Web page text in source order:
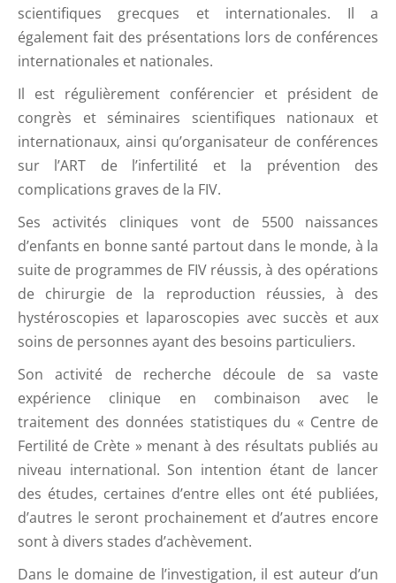
scientifiques grecques et internationales. Il a
également fait des présentations lors de conférences
internationales et nationales.
Il est régulièrement conférencier et président de
congrès et séminaires scientifiques nationaux et
internationaux, ainsi qu’organisateur de conférences
sur l’ART de l’infertilité et la prévention des
complications graves de la FIV.
Ses activités cliniques vont de 5500 naissances
d’enfants en bonne santé partout dans le monde, à la
suite de programmes de FIV réussis, à des opérations
de chirurgie de la reproduction réussies, à des
hystéroscopies et laparoscopies avec succès et aux
soins de personnes ayant des besoins particuliers.
Son activité de recherche découle de sa vaste
expérience clinique en combinaison avec le
traitement des données statistiques du « Centre de
Fertilité de Crète » menant à des résultats publiés au
niveau international. Son intention étant de lancer
des études, certaines d’entre elles ont été publiées,
d’autres le seront prochainement et d’autres encore
sont à divers stades d’achèvement.
Dans le domaine de l’investigation, il est auteur d’un